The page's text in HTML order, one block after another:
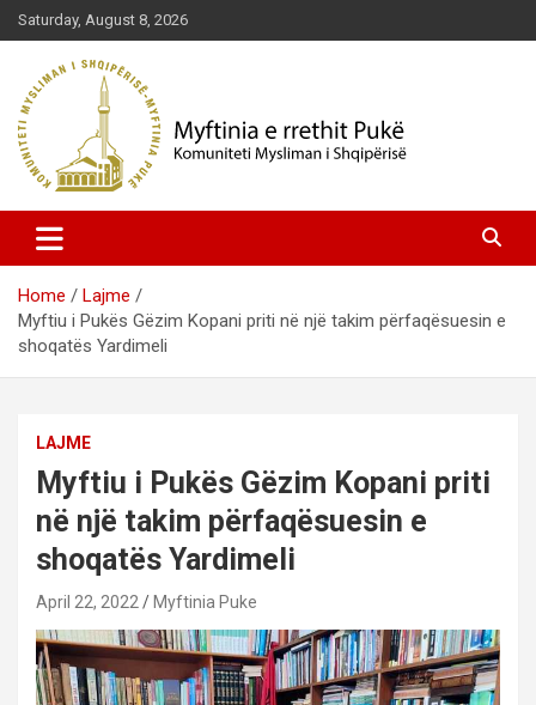
Skip
to
content
Saturday, August 8, 2026
Myftinia Pukë | Faqja Zyrtare
Home
Lajme
Myftiu i Pukës Gëzim Kopani priti në një takim përfaqësuesin e
shoqatës Yardimeli
LAJME
Myftiu i Pukës Gëzim Kopani priti
në një takim përfaqësuesin e
shoqatës Yardimeli
April 22, 2022 Myftinia Puke